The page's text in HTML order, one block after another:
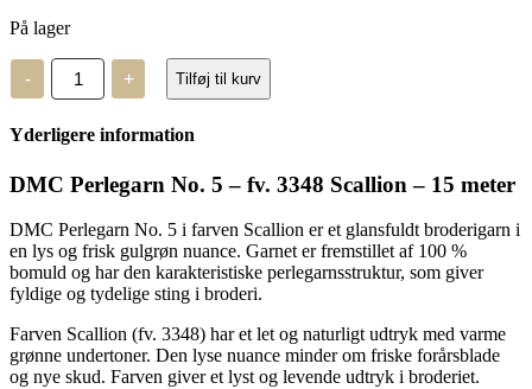
På lager
-
DMC
Perlegarn
No.
5
-
3348
-
meter
antal
+ Tilføj til kurv
Yderligere information
DMC Perlegarn No. 5 – fv. 3348 Scallion – 15 meter
DMC Perlegarn No. 5 i farven Scallion er et glansfuldt broderigarn i
en lys og frisk gulgrøn nuance. Garnet er fremstillet af 100 %
bomuld og har den karakteristiske perlegarnsstruktur, som giver
fyldige og tydelige sting i broderi.
Farven Scallion (fv. 3348) har et let og naturligt udtryk med varme
grønne undertoner. Den lyse nuance minder om friske forårsblade
og nye skud. Farven giver et lyst og levende udtryk i broderiet.